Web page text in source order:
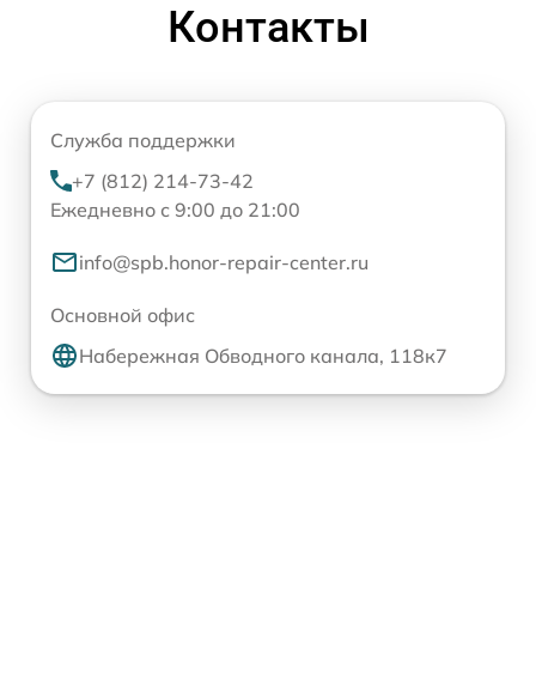
Контакты
Служба поддержки
+7 (812) 214-73-42
Ежедневно с 9:00 до 21:00
info@spb.honor-repair-center.ru
Основной офис
Набережная Обводного канала, 118к7